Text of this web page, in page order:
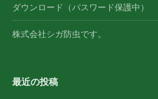
ダウンロード（パスワード保護中）
株式会社シガ防虫です。
最近の投稿